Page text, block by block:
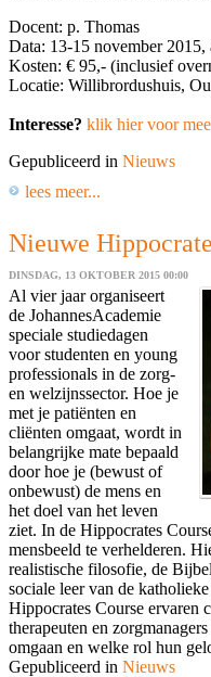
Docent: p. Thomas
Data: 13-15 november 2015,
Kosten: € 95,- (inclusief
Locatie: Willibrordushuis,
Interesse? klik hier voor
Gepubliceerd in Nieuws
lees meer...
Nieuwe
DINSDAG, 13 OKTOBER 2015 00:00
Al vier jaar organiseert
de JohannesAcademie
speciale studiedagen
voor studenten en young
professionals in de zorg-
en welzijnssector. Hoe je
met je patiënten en
cliënten omgaat, wordt in
belangrijke mate bepaald
door hoe je (bewust of
onbewust) de mens en
het doel van het leven
ziet. In de Hippocrates
mensbeeld te verhelderen.
realistische filosofie, de
sociale leer van de
Hippocrates Course ervaren
therapeuten en
omgaan en welke rol hun
Gepubliceerd in Nieuws